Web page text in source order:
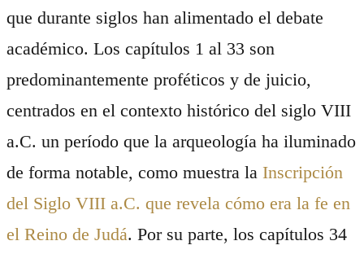
que durante siglos han alimentado el debate
académico. Los capítulos 1 al 33 son
predominantemente proféticos y de juicio,
centrados en el contexto histórico del siglo VIII
a.C. un período que la arqueología ha iluminado
de forma notable, como muestra la Inscripción
del Siglo VIII a.C. que revela cómo era la fe en
el Reino de Judá. Por su parte, los capítulos 34